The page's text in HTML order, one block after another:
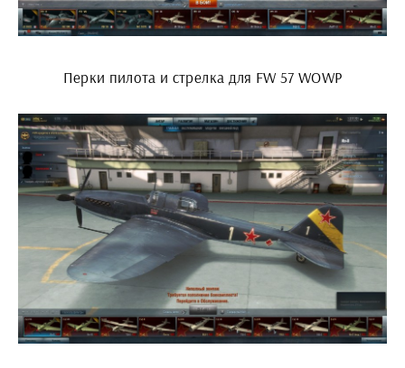
Перки пилота и стрелка для FW 57 WOWP